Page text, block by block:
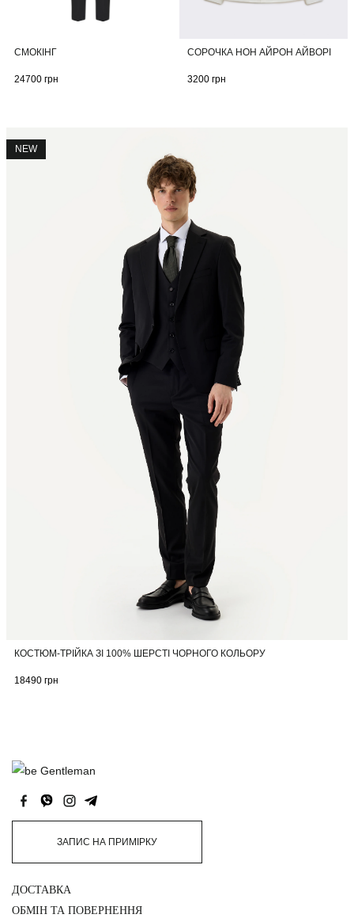
СМОКІНГ
24700грн
СОРОЧКА НОН АЙРОН АЙВОРІ
3200грн
КОСТЮМ-ТРІЙКА ЗІ 100% ШЕРСТІ ЧОРНОГО КОЛЬОРУ
18490грн
NEW
ЗАПИС НА ПРИМІРКУ
ДОСТАВКА
ОБМІН ТА ПОВЕРНЕННЯ